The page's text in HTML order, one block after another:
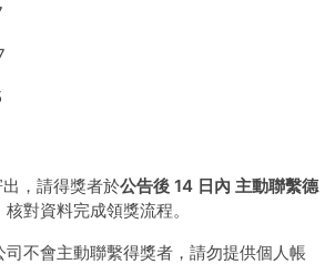
，請得獎者於公告後 14 日內 主動聯繫德
核對資料完成領獎流程。
不會主動聯繫得獎者，請勿提供個人帳